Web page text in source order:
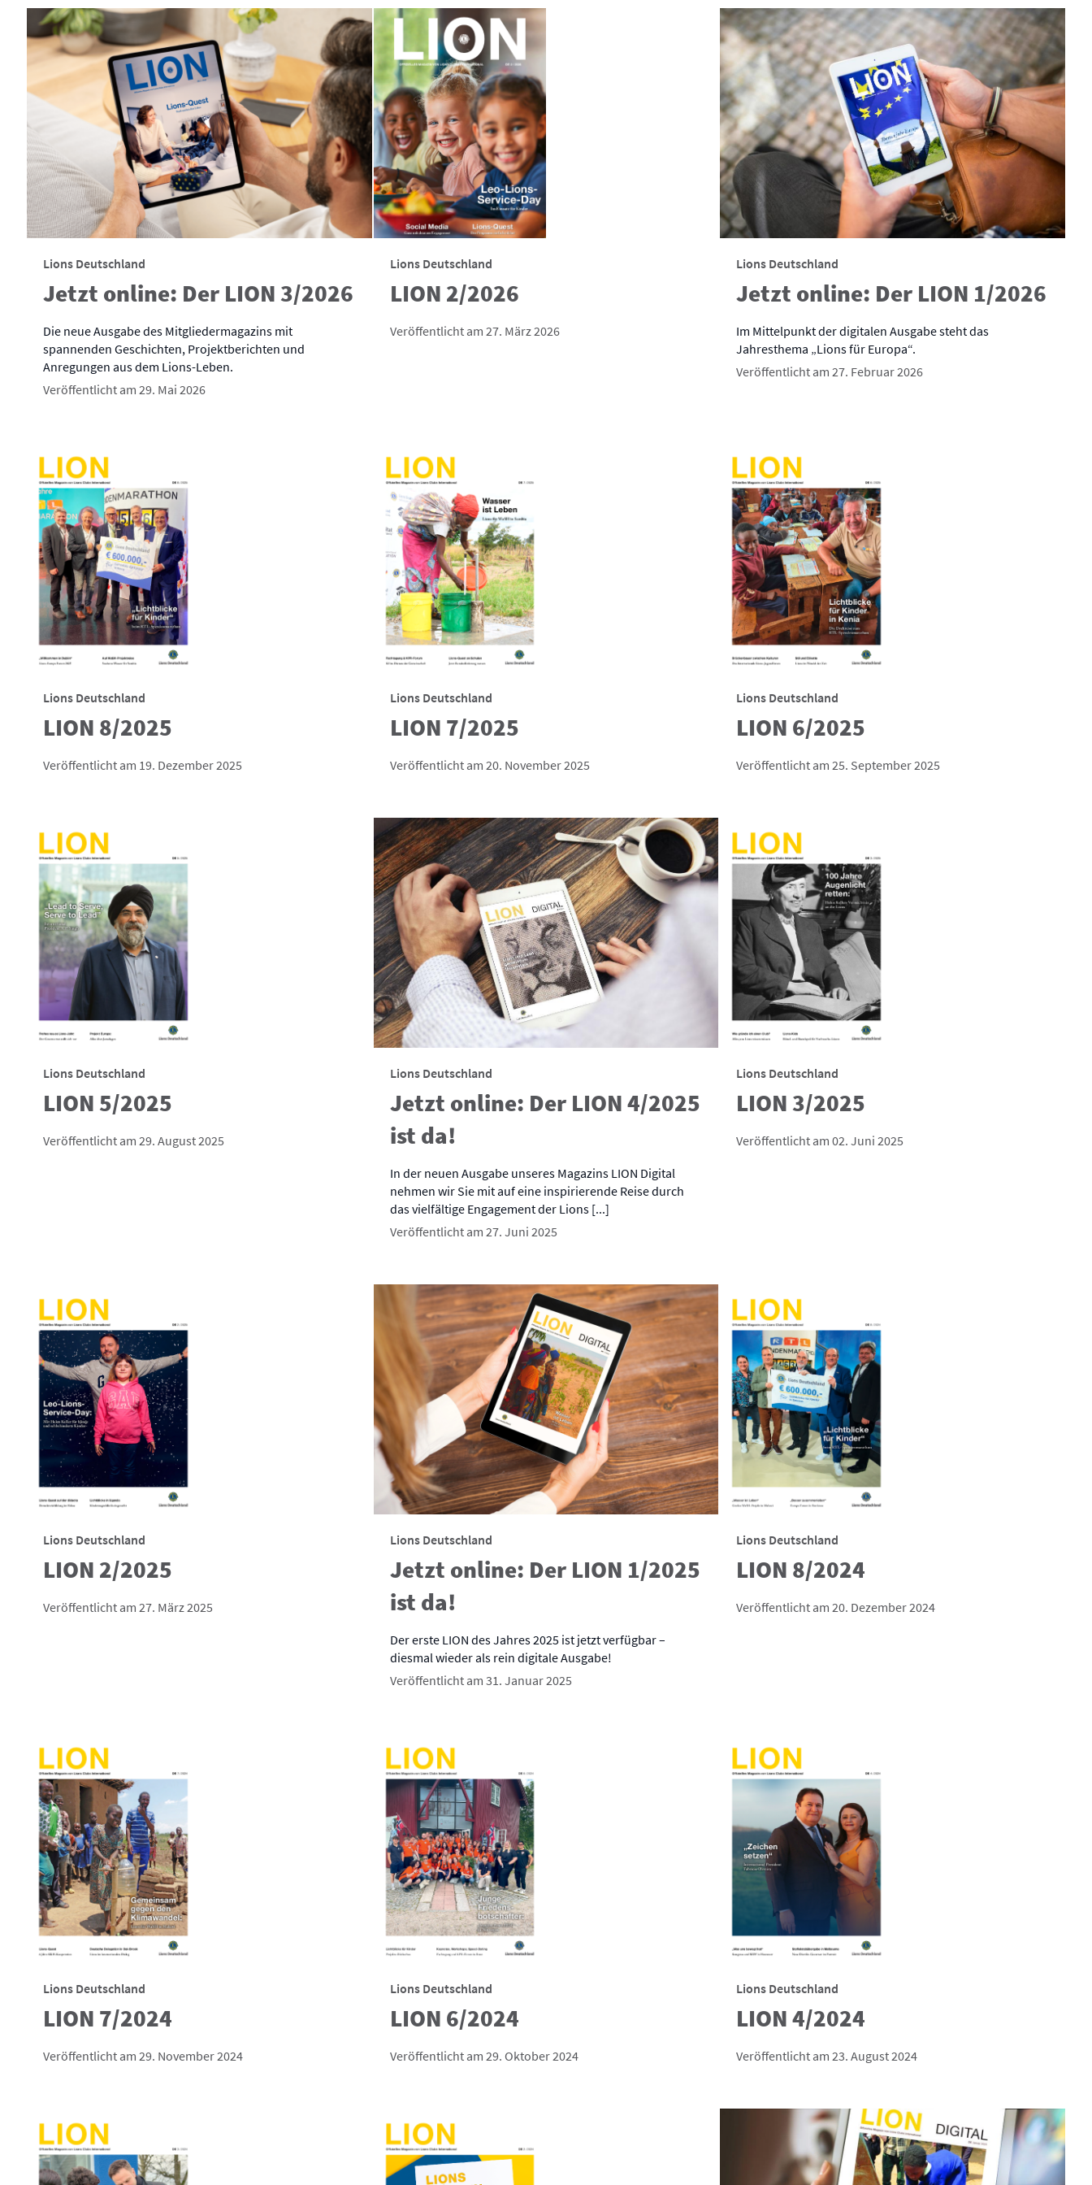
Lions Deutschland
Jetzt online: Der LION 3/2026
Die neue Ausgabe des Mitgliedermagazins mit
spannenden Geschichten, Projektberichten und
Anregungen aus dem Lions-Leben.
Veröffentlicht am 29. Mai 2026
Lions Deutschland
LION 2/2026
Veröffentlicht am 27. März 2026
Lions Deutschland
Jetzt online: Der LION 1/2026
Im Mittelpunkt der digitalen Ausgabe steht das
Jahresthema „Lions für Europa“.
Veröffentlicht am 27. Februar 2026
Lions Deutschland
LION 8/2025
Veröffentlicht am 19. Dezember 2025
Lions Deutschland
LION 7/2025
Veröffentlicht am 20. November 2025
Lions Deutschland
LION 6/2025
Veröffentlicht am 25. September 2025
Lions Deutschland
LION 5/2025
Veröffentlicht am 29. August 2025
Lions Deutschland
Jetzt online: Der LION 4/2025
ist da!
In der neuen Ausgabe unseres Magazins LION Digital
nehmen wir Sie mit auf eine inspirierende Reise durch
das vielfältige Engagement der Lions [...]
Veröffentlicht am 27. Juni 2025
Lions Deutschland
LION 3/2025
Veröffentlicht am 02. Juni 2025
Lions Deutschland
LION 2/2025
Veröffentlicht am 27. März 2025
Lions Deutschland
Jetzt online: Der LION 1/2025
ist da!
Der erste LION des Jahres 2025 ist jetzt verfügbar –
diesmal wieder als rein digitale Ausgabe!
Veröffentlicht am 31. Januar 2025
Lions Deutschland
LION 8/2024
Veröffentlicht am 20. Dezember 2024
Lions Deutschland
LION 7/2024
Veröffentlicht am 29. November 2024
Lions Deutschland
LION 6/2024
Veröffentlicht am 29. Oktober 2024
Lions Deutschland
LION 4/2024
Veröffentlicht am 23. August 2024